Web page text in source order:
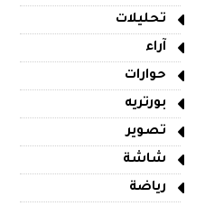
تحليلات
آراء
حوارات
بورتريه
تصوير
شاشة
رياضة